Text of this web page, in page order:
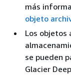
más
objeto
Los objetos
se pueden
Glacier